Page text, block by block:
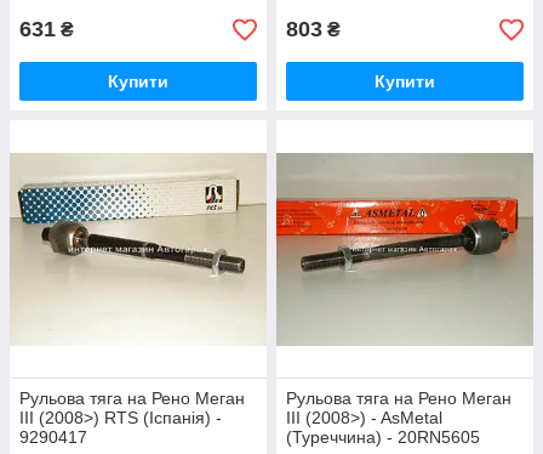
631 ₴
Купити
803 ₴
Купити
Рульова тяга на Рено Меган
III (2008>) RTS (Іспанія) -
9290417
Рульова тяга на Рено Меган
III (2008>) - AsMetal
(Туреччина) - 20RN5605